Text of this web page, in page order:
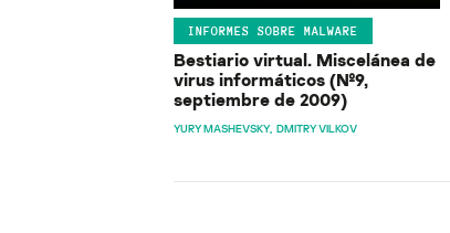
INFORMES SOBRE MALWARE
Bestiario virtual. Miscelánea de
virus informáticos (№9,
septiembre de 2009)
YURY MASHEVSKY DMITRY VILKOV